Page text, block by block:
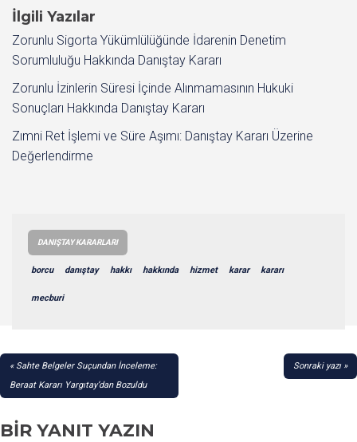
İlgili Yazılar
Zorunlu Sigorta Yükümlülüğünde İdarenin Denetim
Sorumluluğu Hakkında Danıştay Kararı
Zorunlu İzinlerin Süresi İçinde Alınmamasının Hukuki
Sonuçları Hakkında Danıştay Kararı
Zımni Ret İşlemi ve Süre Aşımı: Danıştay Kararı Üzerine
Değerlendirme
DANIŞTAY KARARLARI
borcu danıştay hakkı hakkında hizmet karar kararı
mecburi
YAZI
GEZINMESI
Sahte Belgeler Suçundan İnceleme:
Beraat Kararı Yargıtay’dan Bozuldu
Sonraki yazı
BIR YANIT YAZIN